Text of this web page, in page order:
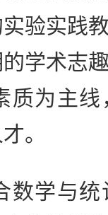
验实践
学术志
质为主
。
学与统